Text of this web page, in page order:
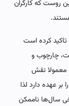
می‌رسد از این روست که کارگران
کرده است
چارچوب و
نقش
بر عهده دارد لذا
سال‌ها ناممکن